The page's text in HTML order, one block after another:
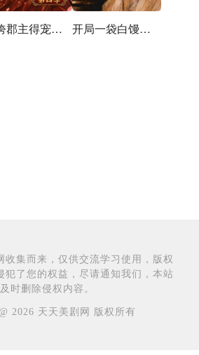
纨绔郡主得宠日常：惹金枝第四季 开局一袋白馒头，我拿捏了落魄少爷
收集而来，仅供交流学习使用，版权
犯了您的权益，尽请通知我们，本站
时删除侵权内容。
2026 天天美剧网 版权所有